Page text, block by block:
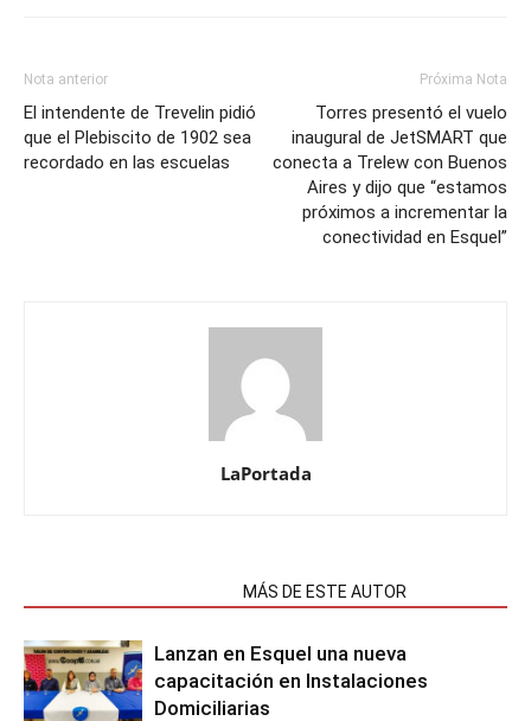
Nota anterior
El intendente de Trevelin pidió
que el Plebiscito de 1902 sea
recordado en las escuelas
Próxima Nota
Torres presentó el vuelo
inaugural de JetSMART que
conecta a Trelew con Buenos
Aires y dijo que “estamos
próximos a incrementar la
conectividad en Esquel”
LaPortada
MÁS DE ESTE AUTOR
Lanzan en Esquel una nueva
capacitación en Instalaciones
Domiciliarias